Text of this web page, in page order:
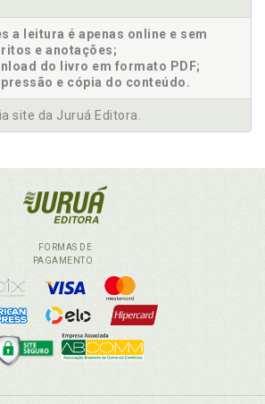
a leitura é apenas online e sem
e anotações;
do livro em formato PDF;
e cópia do conteúdo.
site da Juruá Editora.
FORMAS DE
PAGAMENTO